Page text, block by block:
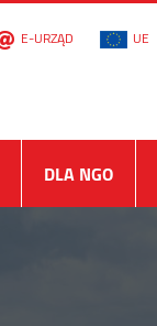
E-URZĄD UE
DLA NGO